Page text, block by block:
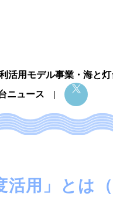
活用モデル事業・ 海と
ニュース
活用」とは